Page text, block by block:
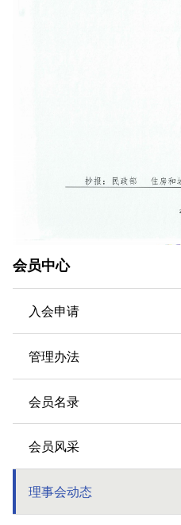
会员中心
入会申请
管理办法
会员名录
会员风采
理事会动态